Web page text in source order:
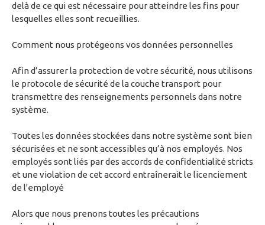
delà de ce qui est nécessaire pour atteindre les fins pour
lesquelles elles sont recueillies.
Comment nous protégeons vos données personnelles
Afin d’assurer la protection de votre sécurité, nous utilisons
le protocole de sécurité de la couche transport pour
transmettre des renseignements personnels dans notre
système.
Toutes les données stockées dans notre système sont bien
sécurisées et ne sont accessibles qu’à nos employés. Nos
employés sont liés par des accords de confidentialité stricts
et une violation de cet accord entraînerait le licenciement
de l'employé
Alors que nous prenons toutes les précautions